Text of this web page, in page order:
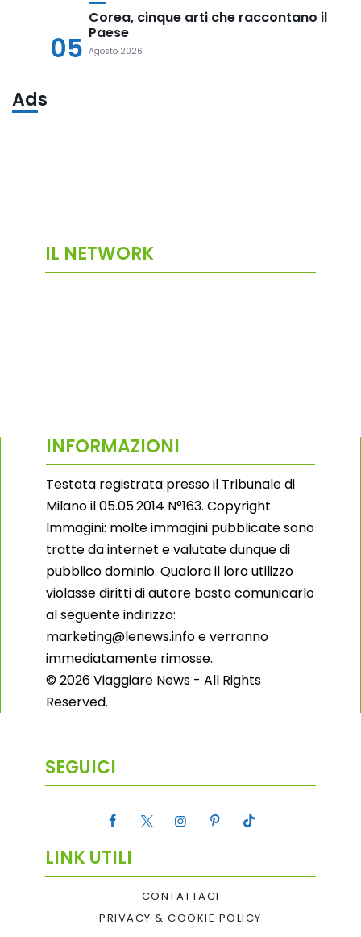
05
Corea, cinque arti che raccontano il
Paese
Agosto 2026
Ads
IL NETWORK
INFORMAZIONI
Testata registrata presso il Tribunale di
Milano il 05.05.2014 N°163. Copyright
Immagini: molte immagini pubblicate sono
tratte da internet e valutate dunque di
pubblico dominio. Qualora il loro utilizzo
violasse diritti di autore basta comunicarlo
al seguente indirizzo:
marketing@lenews.info e verranno
immediatamente rimosse.
© 2026 Viaggiare News - All Rights
Reserved.
SEGUICI
LINK UTILI
CONTATTACI
PRIVACY & COOKIE POLICY